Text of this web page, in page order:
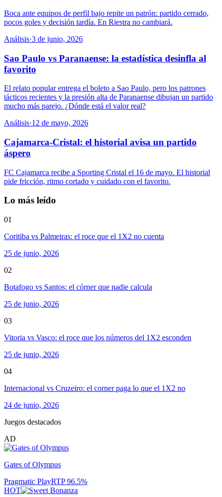
Boca ante equipos de perfil bajo repite un patrón: partido cerrado,
pocos goles y decisión tardía. En Riestra no cambiará.
Análisis·3 de junio, 2026
Sao Paulo vs Paranaense: la estadística desinfla al
favorito
El relato popular entrega el boleto a Sao Paulo, pero los patrones
tácticos recientes y la presión alta de Paranaense dibujan un partido
mucho más parejo. ¿Dónde está el valor real?
Análisis·12 de mayo, 2026
Cajamarca-Cristal: el historial avisa un partido
áspero
FC Cajamarca recibe a Sporting Cristal el 16 de mayo. El historial
pide fricción, ritmo cortado y cuidado con el favorito.
Lo más leído
01
Coritiba vs Palmeiras: el roce que el 1X2 no cuenta
25 de junio, 2026
02
Botafogo vs Santos: el córner que nadie calcula
25 de junio, 2026
03
Vitoria vs Vasco: el roce que los números del 1X2 esconden
25 de junio, 2026
04
Internacional vs Cruzeiro: el corner paga lo que el 1X2 no
24 de junio, 2026
Juegos destacados
AD
Gates of Olympus
Pragmatic PlayRTP96.5%
HOT